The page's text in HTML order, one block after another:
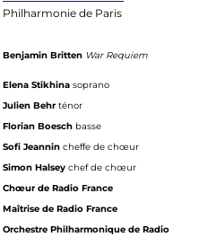
Philharmonie de Paris
Benjamin Britten War Requiem
Elena Stikhina soprano
Julien Behr ténor
Florian Boesch basse
Sofi Jeannin cheffe de chœur
Simon Halsey chef de chœur
Chœur de Radio France
Maîtrise de Radio France
Orchestre Philharmonique de Radio